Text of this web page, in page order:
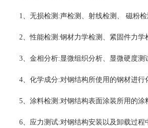
1、无损检测:声检测、射线检测、 磁粉检
2、性能检测:钢材力学检测、紧固件力学
3、金相分析:显微组织分析、显微硬度测
4、化学成分:对钢结构所使用的钢材进行
5、涂料检测:对钢结构表面涂装所用的涂
6、应力测试:对钢结构安装以及卸载过程